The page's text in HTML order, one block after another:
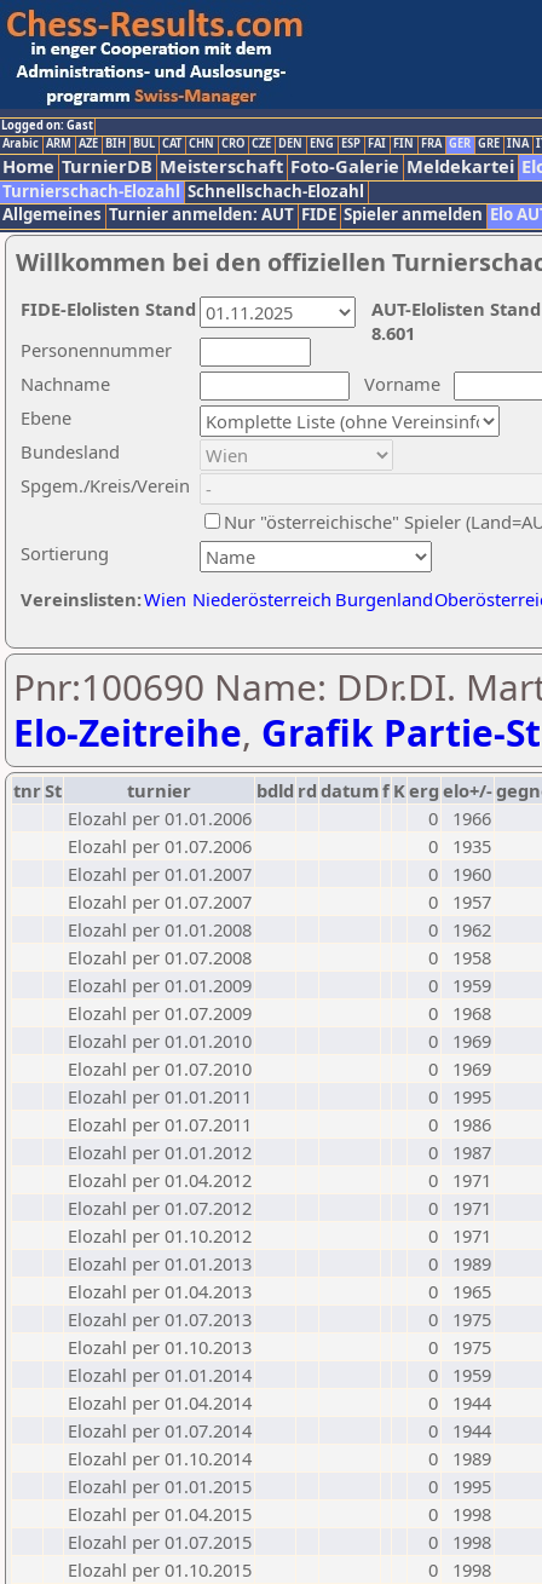
Logged on: Gast
Arabic ARM AZE BIH BUL CAT CHN CRO CZE DEN ENG ESP FAI FIN FRA GER GRE INA
Home TurnierDB Meisterschaft Foto-Galerie Meldekartei
Turnierschach-Elozahl Schnellschach-Elozahl
Allgemeines Turnier anmelden: AUT FIDE Spieler anmelden Elo
Willkommen bei den offiziellen
Nachname
Vorname
Ebene
Sortierung
Personennummer
Bundesland
Spgem./Kreis/Verein
Nur "österreichische" Spieler
Vereinslisten:Wien Niederösterreich Burgenland
AUT-Elolisten
8.601
FIDE-Elolisten Stand
Pnr:100690 Name: DDr.DI.
Elo-Zeitreihe, Grafik Partie-
tnrSt turnier bdld rd datumf Kerg elo+/-
Elozahl per 01.01.2006
0
1966
Elozahl per 01.07.2006
0
1935
Elozahl per 01.01.2007
0
1960
Elozahl per 01.07.2007
0
1957
Elozahl per 01.01.2008
0
1962
Elozahl per 01.07.2008
0
1958
Elozahl per 01.01.2009
0
1959
Elozahl per 01.07.2009
0
1968
Elozahl per 01.01.2010
0
1969
Elozahl per 01.07.2010
0
1969
Elozahl per 01.01.2011
0
1995
Elozahl per 01.07.2011
0
1986
Elozahl per 01.01.2012
0
1987
Elozahl per 01.04.2012
0
1971
Elozahl per 01.07.2012
0
1971
Elozahl per 01.10.2012
0
1971
Elozahl per 01.01.2013
0
1989
Elozahl per 01.04.2013
0
1965
Elozahl per 01.07.2013
0
1975
Elozahl per 01.10.2013
0
1975
Elozahl per 01.01.2014
0
1959
Elozahl per 01.04.2014
0
1944
Elozahl per 01.07.2014
0
1944
Elozahl per 01.10.2014
0
1989
Elozahl per 01.01.2015
0
1995
Elozahl per 01.04.2015
0
1998
Elozahl per 01.07.2015
0
1998
Elozahl per 01.10.2015
0
1998